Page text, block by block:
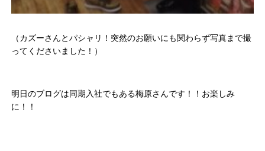
（カズーさんとパシャリ！突然のお願いにも関わらず写真まで撮
ってくださいました！）
明日のブログは同期入社でもある梅原さんです！！お楽しみ
に！！